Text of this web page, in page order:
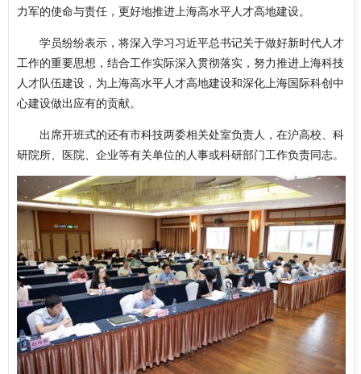
力军的使命与责任，更好地推进上海高水平人才高地建设。
学员纷纷表示，将深入学习习近平总书记关于做好新时代人才
工作的重要思想，结合工作实际深入贯彻落实，努力推进上海科技
人才队伍建设，为上海高水平人才高地建设和深化上海国际科创中
心建设做出应有的贡献。
出席开班式的还有市科技两委相关处室负责人，在沪高校、科
研院所、医院、企业等有关单位的人事或科研部门工作负责同志。